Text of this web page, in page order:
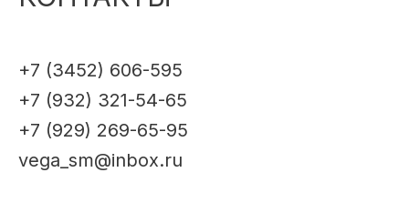
+7 (3452) 606-595
+7 (932) 321-54-65
+7 (929) 269-65-95
vega_sm@inbox.ru